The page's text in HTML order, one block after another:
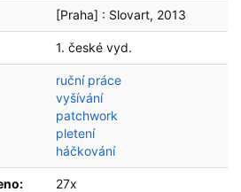
[Praha] : Slovart, 2013
1. české vyd.
ruční práce
vyšívání
patchwork
pletení
háčkování
27x